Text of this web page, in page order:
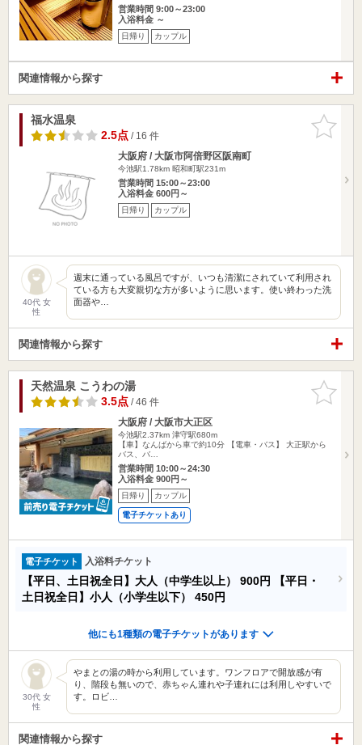
営業時間 9:00～23:00
入浴料金 ～
日帰り カップル
関連情報から探す
お気に入
りに追加
福水温泉
2.5点/ 16 件
大阪府 / 大阪市阿倍野区阪南町
今池駅1.78km 昭和町駅231m
営業時間 15:00～23:00
入浴料金 600円～
日帰り カップル
40代 女
性
週末に通っている風呂ですが、いつも清潔にされていて利用され
ている方も大変親切な方が多いように思います。使い終わった洗
面器や…
関連情報から探す
お気に入
りに追加
天然温泉 こうわの湯
3.5点/ 46 件
大阪府 / 大阪市大正区
今池駅2.37km 津守駅680m
【車】なんばから車で約10分 【電車・バス】 大正駅から
バス、バ…
営業時間 10:00～24:30
入浴料金 900円～
日帰り カップル
電子チケットあり
電子チケット 入浴料チケット
【平日、土日祝全日】大人（中学生以上） 900円
【平日・
土日祝全日】小人（小学生以下） 450円
他にも1種類の電子チケットがあります
30代 女
性
やまとの湯の時から利用しています。ワンフロアで開放感が有
り、階段も無いので、赤ちゃん連れや子連れには利用しやすいで
す。ロビ…
関連情報から探す